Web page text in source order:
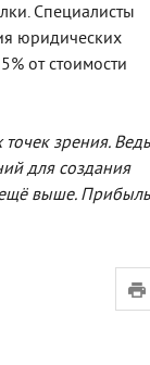
Специалисты
юридических
от стоимости
зрения. Ведь
для создания
выше. Прибыль